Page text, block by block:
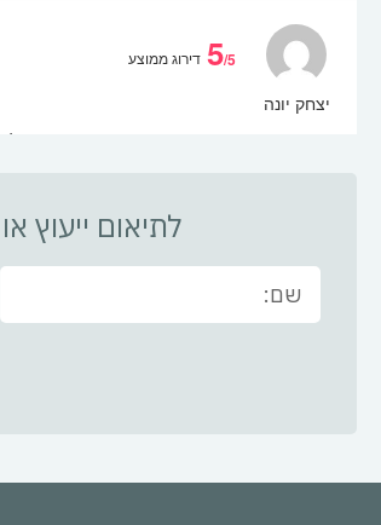
לתיאום ייעוץ